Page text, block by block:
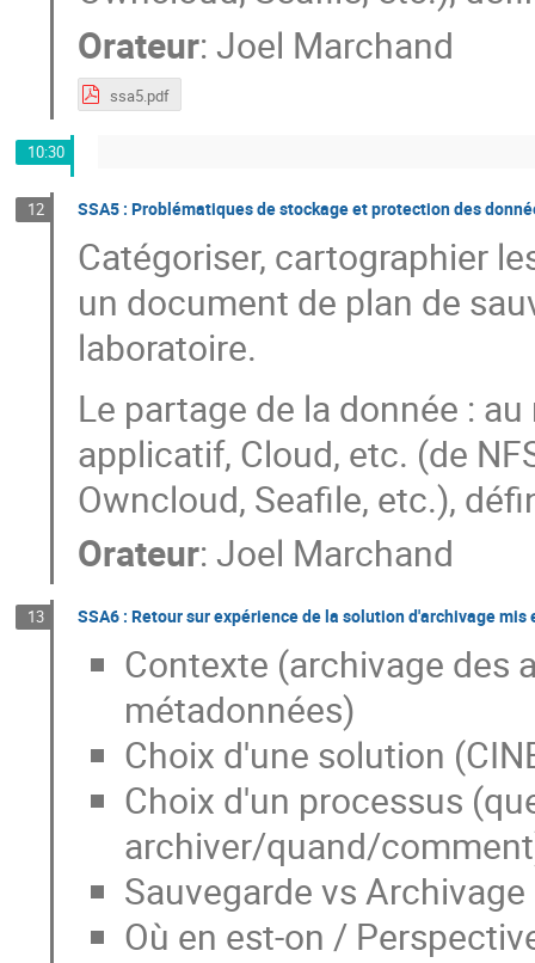
Orateur:Joel Marchand
ssa5.pdf
10:30
12 SSA5 : Problématiques de stockage et protection des
Catégoriser, cartographier
un document de plan de
laboratoire.
Le partage de la donnée :
applicatif, Cloud, etc. (de
Owncloud, Seafile, etc.),
Orateur:Joel Marchand
13 SSA6 : Retour sur expérience de la solution d'archivage mis
Contexte (archivage des
métadonnées)
Choix d'une solution
Choix d'un processus
archiver/quand/
Sauvegarde vs
Où en est-on /